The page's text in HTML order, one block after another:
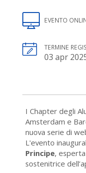
EVENTO
TERMINE
03 apr
I Chapter degli
Amsterdam e
nuova serie di
L'evento
Principe,
sostenitrice